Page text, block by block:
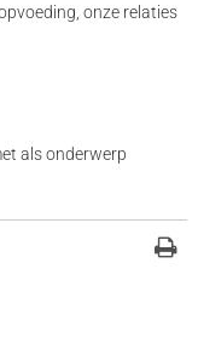
onze relaties
als onderwerp